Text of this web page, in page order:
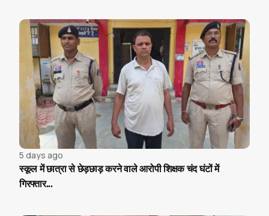
5 days ago
स्कूल में छात्रा से छेड़छाड़ करने वाले आरोपी शिक्षक चंद घंटों में
गिरफ्तार...